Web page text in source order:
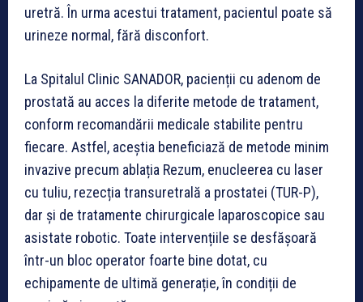
uretră. În urma acestui tratament, pacientul poate să
urineze normal, fără disconfort.
La Spitalul Clinic SANADOR, pacienții cu adenom de
prostată au acces la diferite metode de tratament,
conform recomandării medicale stabilite pentru
fiecare. Astfel, aceștia beneficiază de metode minim
invazive precum ablația Rezum, enucleerea cu laser
cu tuliu, rezecția transuretrală a prostatei (TUR-P),
dar și de tratamente chirurgicale laparoscopice sau
asistate robotic. Toate intervențiile se desfășoară
într-un bloc operator foarte bine dotat, cu
echipamente de ultimă generație, în condiții de